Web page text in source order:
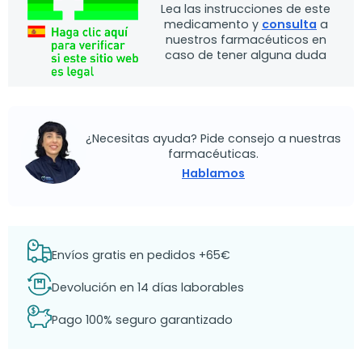
Lea las instrucciones de este
medicamento y consulta a
nuestros farmacéuticos en
caso de tener alguna duda
¿Necesitas ayuda? Pide consejo a nuestras
farmacéuticas.
Hablamos
Envíos gratis en pedidos +65€
Devolución en 14 días laborables
Pago 100% seguro garantizado